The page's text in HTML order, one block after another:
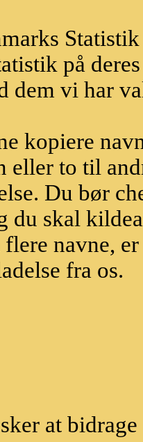
på
dem vi har
kopiere
eller to til
Du bør
du skal
navne,
fra os.
at